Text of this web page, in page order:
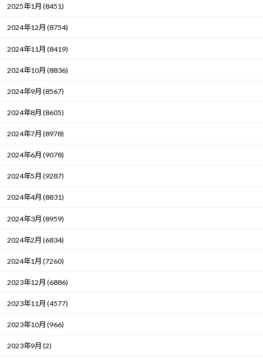
2025年1月 (8451)
2024年12月 (8754)
2024年11月 (8419)
2024年10月 (8836)
2024年9月 (8567)
2024年8月 (8605)
2024年7月 (8978)
2024年6月 (9078)
2024年5月 (9287)
2024年4月 (8831)
2024年3月 (8959)
2024年2月 (6834)
2024年1月 (7260)
2023年12月 (6886)
2023年11月 (4577)
2023年10月 (966)
2023年9月 (2)